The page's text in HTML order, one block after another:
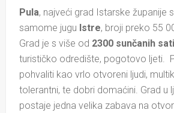
Pula, najveći grad Istarske županije
samome jugu Istre, broji preko 55
Grad je s više od 2300 sunčanih sati
turističko odredište, pogotovo ljeti.
pohvaliti kao vrlo otvoreni ljudi,
tolerantni, te dobri domaćini. Grad u
postaje jedna velika zabava na